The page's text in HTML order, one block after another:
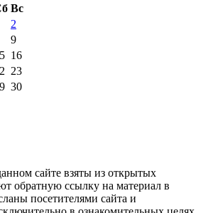
Вс
2
9
16
23
30
сайте взяты из открытых
обратную ссылку на материал в
посетителями сайта и